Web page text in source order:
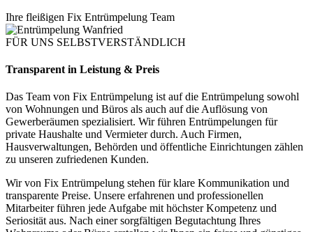
Ihre fleißigen Fix Entrümpelung Team
FÜR UNS SELBSTVERSTÄNDLICH
Transparent in Leistung & Preis
Das Team von Fix Entrümpelung ist auf die Entrümpelung sowohl
von Wohnungen und Büros als auch auf die Auflösung von
Gewerberäumen spezialisiert. Wir führen Entrümpelungen für
private Haushalte und Vermieter durch. Auch Firmen,
Hausverwaltungen, Behörden und öffentliche Einrichtungen zählen
zu unseren zufriedenen Kunden.
Wir von Fix Entrümpelung stehen für klare Kommunikation und
transparente Preise. Unsere erfahrenen und professionellen
Mitarbeiter führen jede Aufgabe mit höchster Kompetenz und
Seriosität aus. Nach einer sorgfältigen Begutachtung Ihres